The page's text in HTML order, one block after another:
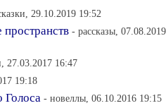
29.10.2019 19:52
пространств - рассказы, 07.08.2019
27.03.2017 16:47
19:18
Голоса - новеллы, 06.10.2016 19:15